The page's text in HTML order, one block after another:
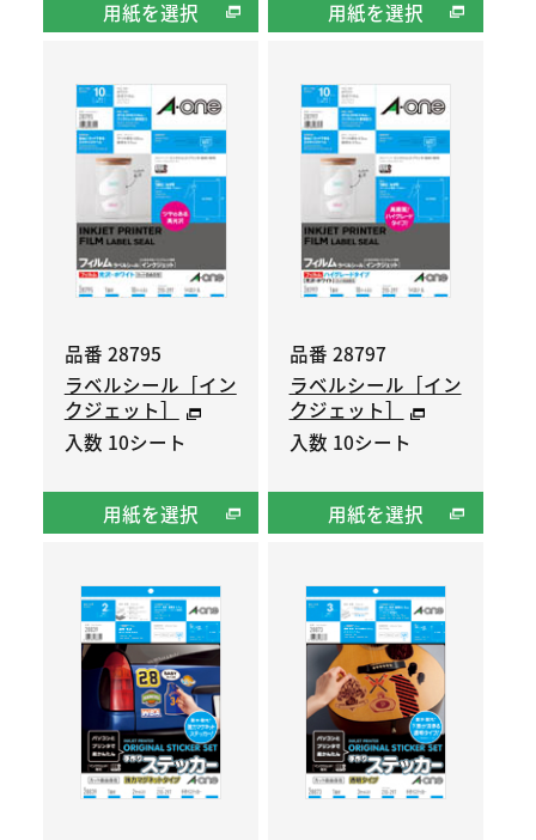
用紙を選択 用紙を選択
品番 28795
ラベルシール［イン
クジェット］
入数 10シート
用紙を選択
品番 28797
ラベルシール［イン
クジェット］
入数 10シート
用紙を選択